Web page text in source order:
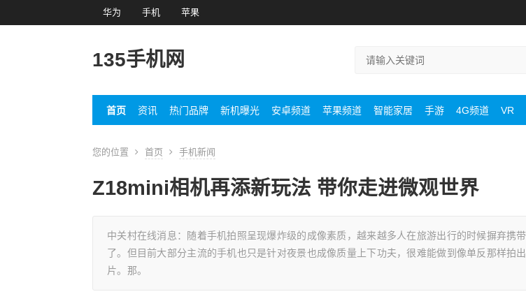
华为 手机 苹果
135手机网
首页 资讯 热门品牌 新机曝光 安卓频道 苹果频道 智能家居 手游 4G频道 VR
您的位置 首页 手机新闻
Z18mini相机再添新玩法 带你走进微观世界
中关村在线消息：随着手机拍照呈现爆炸级的成像素质，越来越多人在旅游出行的时候摒弃携
了。但目前大部分主流的手机也只是针对夜景也成像质量上下功夫，很难能做到像单反那样拍
片。那。